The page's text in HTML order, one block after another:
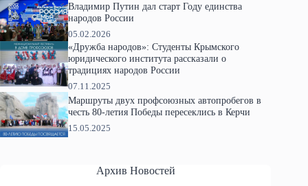
Владимир Путин дал старт Году единства
народов России
05.02.2026
«Дружба народов»: Студенты Крымского
юридического института рассказали о
традициях народов России
07.11.2025
Маршруты двух профсоюзных автопробегов в
честь 80-летия Победы пересеклись в Керчи
15.05.2025
Архив Новостей